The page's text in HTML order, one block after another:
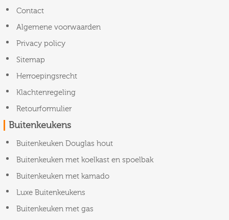
Contact
Algemene voorwaarden
Privacy policy
Sitemap
Herroepingsrecht
Klachtenregeling
Retourformulier
Buitenkeukens
Buitenkeuken Douglas hout
Buitenkeuken met koelkast en spoelbak
Buitenkeuken met kamado
Luxe Buitenkeukens
Buitenkeuken met gas